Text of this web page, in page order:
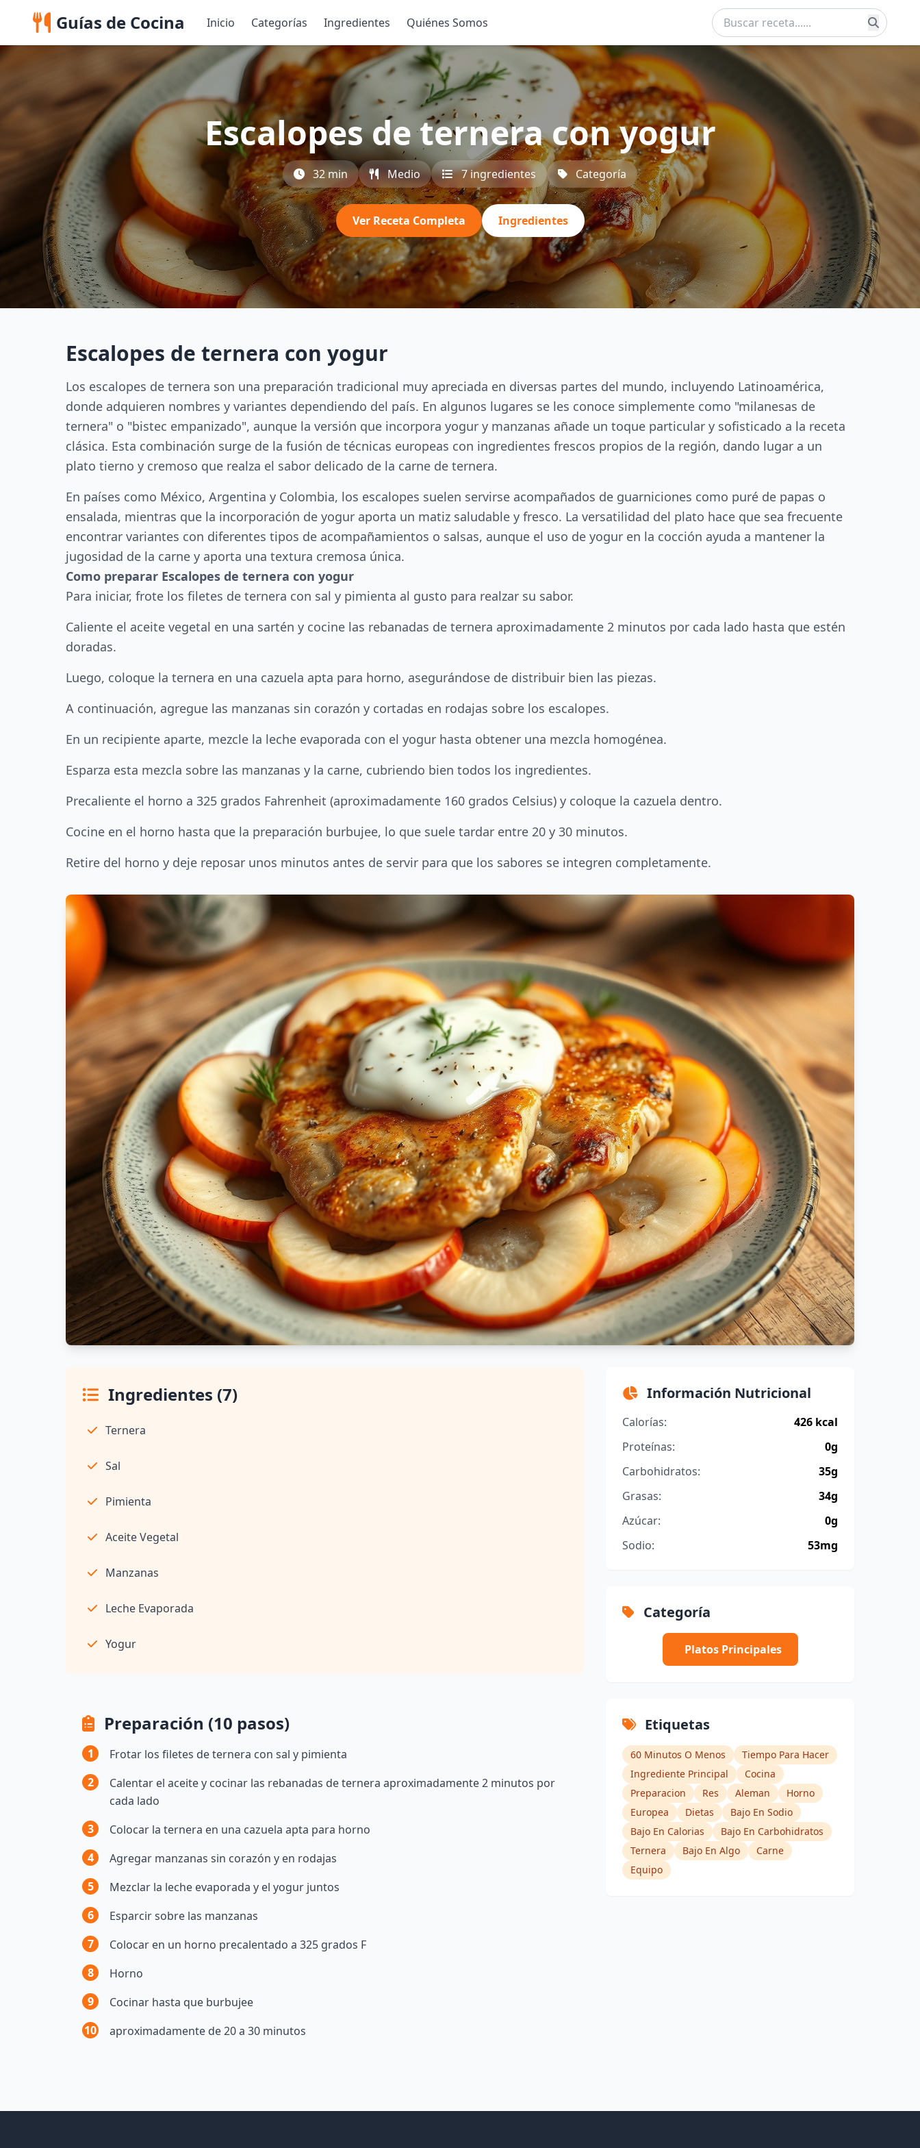
Guías de Cocina Inicio Categorías Ingredientes Quiénes Somos
Escalopes de ternera con yogur
32 min Medio 7 ingredientes Categoría
Ver Receta Completa Ingredientes
Escalopes de ternera con yogur
Los escalopes de ternera son una preparación tradicional muy apreciada en diversas partes del mundo, incluyendo Latinoamérica,
donde adquieren nombres y variantes dependiendo del país. En algunos lugares se les conoce simplemente como "milanesas de
ternera" o "bistec empanizado", aunque la versión que incorpora yogur y manzanas añade un toque particular y sofisticado a la receta
clásica. Esta combinación surge de la fusión de técnicas europeas con ingredientes frescos propios de la región, dando lugar a un
plato tierno y cremoso que realza el sabor delicado de la carne de ternera.
En países como México, Argentina y Colombia, los escalopes suelen servirse acompañados de guarniciones como puré de papas o
ensalada, mientras que la incorporación de yogur aporta un matiz saludable y fresco. La versatilidad del plato hace que sea frecuente
encontrar variantes con diferentes tipos de acompañamientos o salsas, aunque el uso de yogur en la cocción ayuda a mantener la
jugosidad de la carne y aporta una textura cremosa única.
Como preparar Escalopes de ternera con yogur
Para iniciar, frote los filetes de ternera con sal y pimienta al gusto para realzar su sabor.
Caliente el aceite vegetal en una sartén y cocine las rebanadas de ternera aproximadamente 2 minutos por cada lado hasta que estén
doradas.
Luego, coloque la ternera en una cazuela apta para horno, asegurándose de distribuir bien las piezas.
A continuación, agregue las manzanas sin corazón y cortadas en rodajas sobre los escalopes.
En un recipiente aparte, mezcle la leche evaporada con el yogur hasta obtener una mezcla homogénea.
Esparza esta mezcla sobre las manzanas y la carne, cubriendo bien todos los ingredientes.
Precaliente el horno a 325 grados Fahrenheit (aproximadamente 160 grados Celsius) y coloque la cazuela dentro.
Cocine en el horno hasta que la preparación burbujee, lo que suele tardar entre 20 y 30 minutos.
Retire del horno y deje reposar unos minutos antes de servir para que los sabores se integren completamente.
Ingredientes (7)
Ternera
Sal
Pimienta
Aceite Vegetal
Manzanas
Leche Evaporada
Yogur
Preparación (10 pasos)
1
Frotar los filetes de ternera con sal y pimienta
2
Calentar el aceite y cocinar las rebanadas de ternera aproximadamente 2 minutos por
cada lado
3
Colocar la ternera en una cazuela apta para horno
4
Agregar manzanas sin corazón y en rodajas
5
Mezclar la leche evaporada y el yogur juntos
6
Esparcir sobre las manzanas
7
Colocar en un horno precalentado a 325 grados F
8
Horno
9
Cocinar hasta que burbujee
10
aproximadamente de 20 a 30 minutos
Información Nutricional
Calorías:
426 kcal
Proteínas:
0g
Carbohidratos:
35g
Grasas:
34g
Azúcar:
0g
Sodio:
53mg
Categoría
Platos Principales
Etiquetas
60 Minutos O Menos
Tiempo Para Hacer
Ingrediente Principal
Cocina
Preparacion
Res Aleman
Horno
Europea
Dietas
Bajo En Sodio
Bajo En Calorias
Bajo En Carbohidratos
Ternera
Bajo En Algo
Carne
Equipo